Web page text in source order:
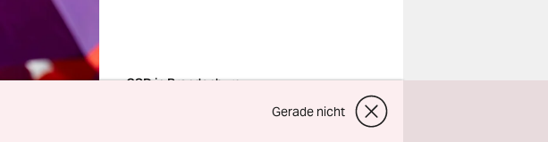
CSD in Brandenburg
Gerade nicht